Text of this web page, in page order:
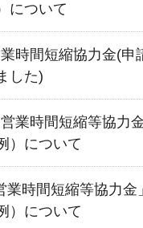
について
時間短縮協力金(申
した)
業時間短縮等協力
）について
業時間短縮等協力
）について